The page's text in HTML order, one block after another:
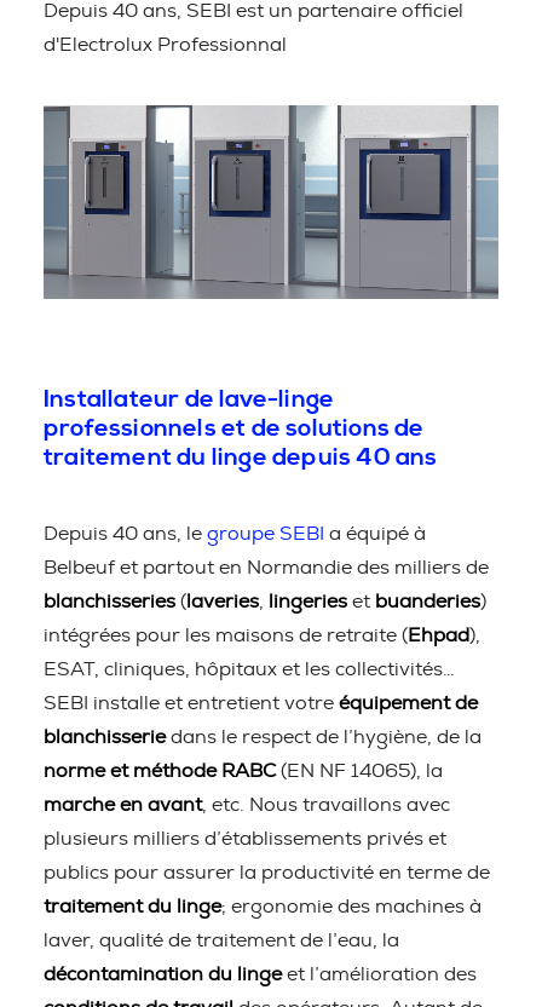
Depuis 40 ans, SEBI est un partenaire officiel
d'Electrolux Professionnal
Installateur de lave-linge
professionnels et de solutions de
traitement du linge depuis 40 ans
Depuis 40 ans, le groupe SEBI a équipé à
Belbeuf et partout en Normandie des milliers de
blanchisseries ( laveries lingeries et buanderies)
intégrées pour les maisons de retraite (Ehpad),
ESAT, cliniques, hôpitaux et les collectivités…
SEBI installe et entretient votre équipement de
blanchisseriedans le respect de l’hygiène, de la
norme et méthode RABC(EN NF 14065), la
marche en avant, etc. Nous travaillons avec
plusieurs milliers d’établissements privés et
publics pour assurer la productivité en terme de
traitement du linge; ergonomie des machines à
laver, qualité de traitement de l’eau, la
décontamination du lingeet l’amélioration des